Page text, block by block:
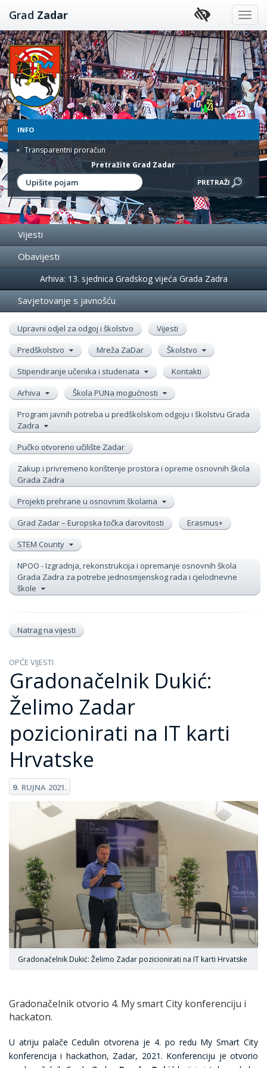
Preskoči
na
sadržaj
Grad Zadar
INFO
Transparentni proračun
Pretražite Grad Zadar
Vijesti
Obavijesti
Događanja
Arhiva: 13. sjednica Gradskog vijeća Grada Zadra
Savjetovanje s javnošću
Upravni odjel za odgoj i školstvo
Vijesti
Predškolstvo
Mreža ZaDar
Školstvo
Stipendiranje učenika i studenata
Kontakti
Arhiva
Škola PUNa mogućnosti
Program javnih potreba u predškolskom odgoju i školstvu Grada
Zadra
Pučko otvoreno učilište Zadar
Zakup i privremeno korištenje prostora i opreme osnovnih škola
Grada Zadra
Projekti prehrane u osnovnim školama
Grad Zadar – Europska točka darovitosti
Erasmus+
STEM County
NPOO - Izgradnja, rekonstrukcija i opremanje osnovnih škola
Grada Zadra za potrebe jednosmjenskog rada i cjelodnevne
škole
Natrag na vijesti
OPĆE VIJESTI
Gradonačelnik Dukić:
Želimo Zadar
pozicionirati na IT karti
Hrvatske
9. RUJNA 2021.
Gradonačelnik Dukić: Želimo Zadar pozicionirati na IT karti Hrvatske
Gradonačelnik otvorio 4. My smart City konferenciju i
hackaton.
U atriju palače Cedulin otvorena je 4. po redu My Smart City
konferencija i hackathon, Zadar, 2021. Konferenciju je otvorio